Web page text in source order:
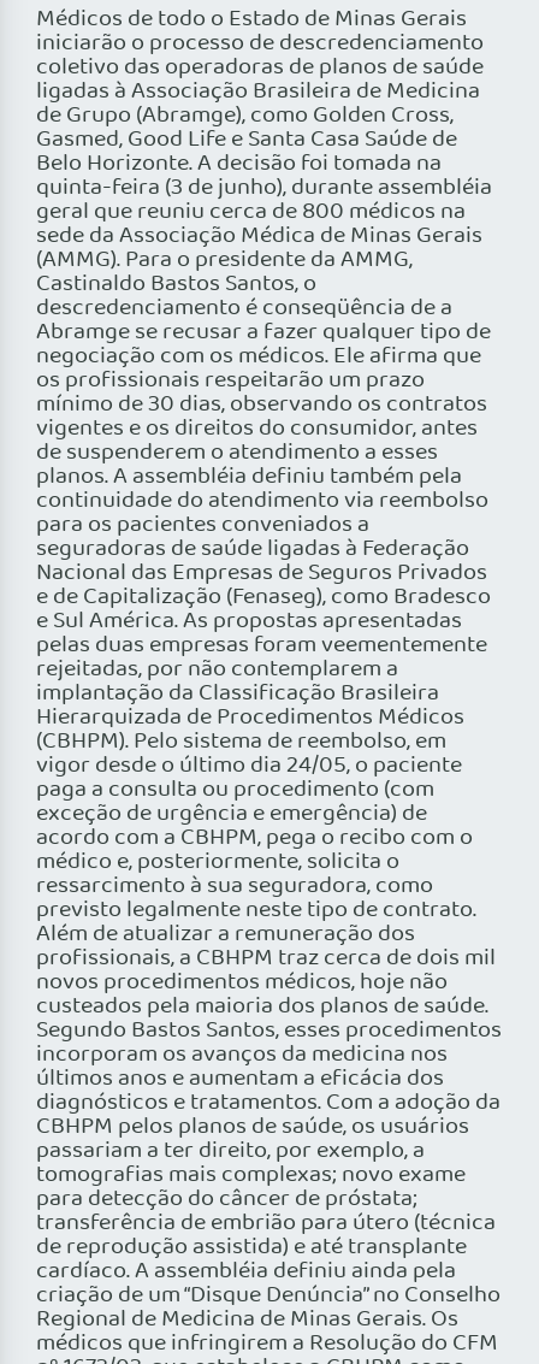
Médicos de todo o Estado de Minas Gerais
iniciarão o processo de descredenciamento
coletivo das operadoras de planos de saúde
ligadas à Associação Brasileira de Medicina
de Grupo (Abramge), como Golden Cross,
Gasmed, Good Life e Santa Casa Saúde de
Belo Horizonte. A decisão foi tomada na
quinta-feira (3 de junho), durante assembléia
geral que reuniu cerca de 800 médicos na
sede da Associação Médica de Minas Gerais
(AMMG). Para o presidente da AMMG,
Castinaldo Bastos Santos, o
descredenciamento é conseqüência de a
Abramge se recusar a fazer qualquer tipo de
negociação com os médicos. Ele afirma que
os profissionais respeitarão um prazo
mínimo de 30 dias, observando os contratos
vigentes e os direitos do consumidor, antes
de suspenderem o atendimento a esses
planos. A assembléia definiu também pela
continuidade do atendimento via reembolso
para os pacientes conveniados a
seguradoras de saúde ligadas à Federação
Nacional das Empresas de Seguros Privados
e de Capitalização (Fenaseg), como Bradesco
e Sul América. As propostas apresentadas
pelas duas empresas foram veementemente
rejeitadas, por não contemplarem a
implantação da Classificação Brasileira
Hierarquizada de Procedimentos Médicos
(CBHPM). Pelo sistema de reembolso, em
vigor desde o último dia 24/05, o paciente
paga a consulta ou procedimento (com
exceção de urgência e emergência) de
acordo com a CBHPM, pega o recibo com o
médico e, posteriormente, solicita o
ressarcimento à sua seguradora, como
previsto legalmente neste tipo de contrato.
Além de atualizar a remuneração dos
profissionais, a CBHPM traz cerca de dois mil
novos procedimentos médicos, hoje não
custeados pela maioria dos planos de saúde.
Segundo Bastos Santos, esses procedimentos
incorporam os avanços da medicina nos
últimos anos e aumentam a eficácia dos
diagnósticos e tratamentos. Com a adoção da
CBHPM pelos planos de saúde, os usuários
passariam a ter direito, por exemplo, a
tomografias mais complexas; novo exame
para detecção do câncer de próstata;
transferência de embrião para útero (técnica
de reprodução assistida) e até transplante
cardíaco. A assembléia definiu ainda pela
criação de um “Disque Denúncia” no Conselho
Regional de Medicina de Minas Gerais. Os
médicos que infringirem a Resolução do CFM